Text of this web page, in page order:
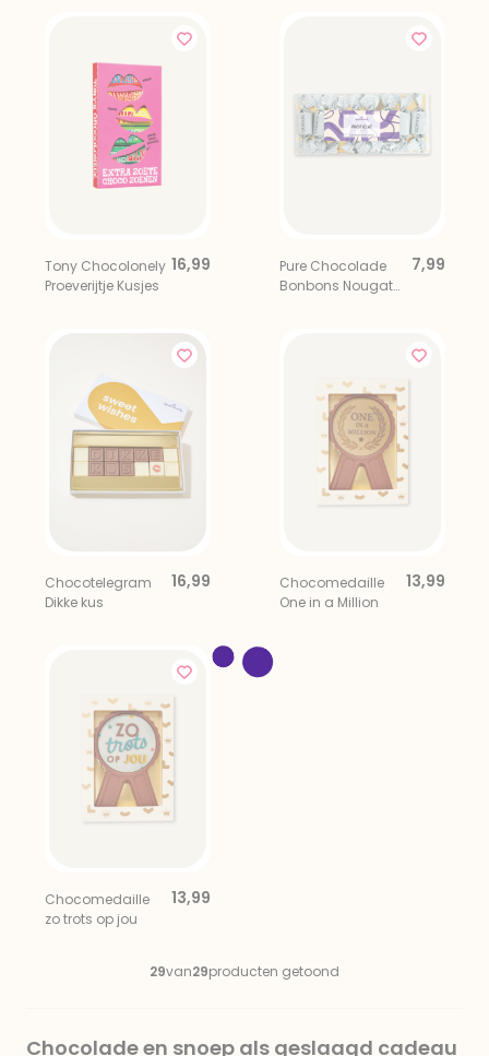
Tony Chocolonely
Proeverijtje Kusjes
16,99
Pure Chocolade
Bonbons Nougat
7,99
Chocotelegram
Dikke kus
16,99
Chocomedaille
One in a Million
13,99
Chocomedaille
zo trots op jou
13,99
29van29producten getoond
Chocolade en snoep als geslaagd cadeau